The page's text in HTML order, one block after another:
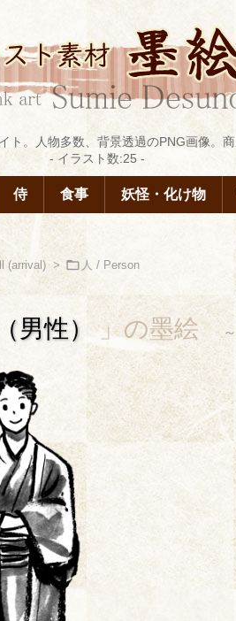
ト。人物多数、背景透過のPNG画像。
- イラスト数:25 -
侍 食事 妖怪・化け物
(arrival) >  人 / Person
男性） 」の墨絵